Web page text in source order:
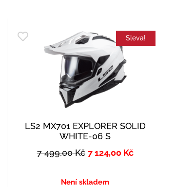
Sleva!
LS2 MX701 EXPLORER SOLID
WHITE-06 S
7 499,00Kč 7 124,00 Kč
Není skladem